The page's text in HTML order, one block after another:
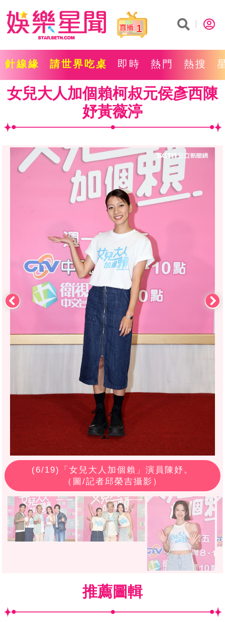
1
針線緣 請世界吃桌 即時 熱門 熱搜
女兒大人加個賴柯叔元侯彥西陳
妤黃薇渟
(6/19)「女兒大人加個賴」演員陳妤。
（圖/記者邱榮吉攝影）
推薦圖輯